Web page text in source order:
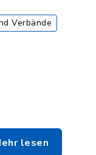
Verbände
lesen